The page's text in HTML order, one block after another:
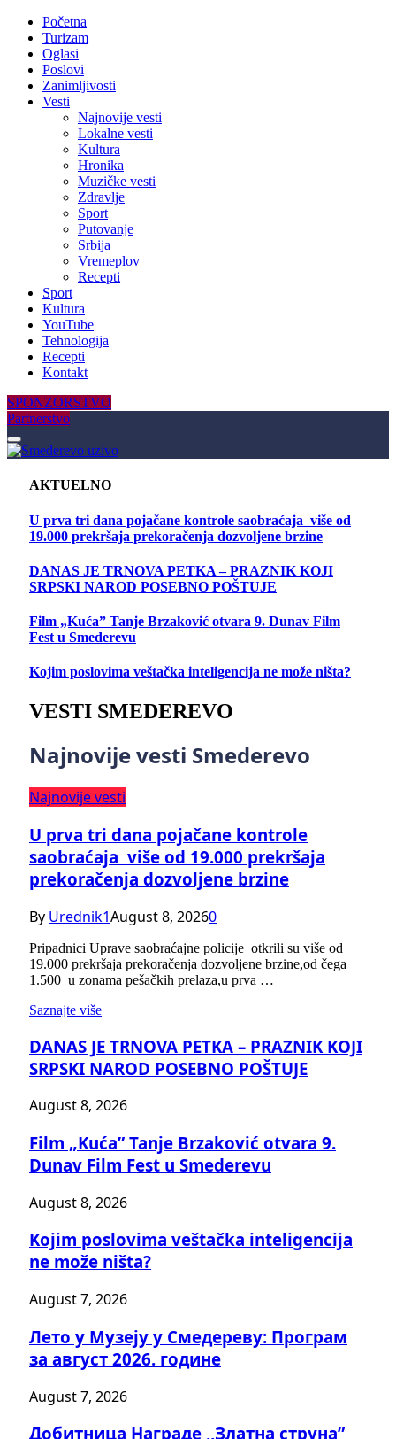
Početna
Turizam
Oglasi
Poslovi
Zanimljivosti
Vesti
Najnovije vesti
Lokalne vesti
Kultura
Hronika
Muzičke vesti
Zdravlje
Sport
Putovanje
Srbija
Vremeplov
Recepti
Sport
Kultura
YouTube
Tehnologija
Recepti
Kontakt
SPONZORSTVO
Partnerstvo
AKTUELNO
U prva tri dana pojačane kontrole saobraćaja više od
19.000 prekršaja prekoračenja dozvoljene brzine
DANAS JE TRNOVA PETKA – PRAZNIK KOJI
SRPSKI NAROD POSEBNO POŠTUJE
Film „Kuća” Tanje Brzaković otvara 9. Dunav Film
Fest u Smederevu
Kojim poslovima veštačka inteligencija ne može ništa?
VESTI SMEDEREVO
Najnovije vesti Smederevo
Najnovije vesti
U prva tri dana pojačane kontrole
saobraćaja više od 19.000 prekršaja
prekoračenja dozvoljene brzine
By Urednik1August 8, 20260
Pripadnici Uprave saobraćajne policije otkrili su više od
19.000 prekršaja prekoračenja dozvoljene brzine,od čega
1.500 u zonama pešačkih prelaza,u prva …
Saznajte više
DANAS JE TRNOVA PETKA – PRAZNIK KOJI
SRPSKI NAROD POSEBNO POŠTUJE
August 8, 2026
Film „Kuća” Tanje Brzaković otvara 9.
Dunav Film Fest u Smederevu
August 8, 2026
Kojim poslovima veštačka inteligencija
ne može ništa?
August 7, 2026
Лето у Музеју у Смедереву: Програм
за август 2026. године
August 7, 2026
Добитницa Награде ,,Златна струна”